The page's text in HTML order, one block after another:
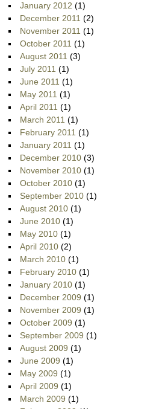
January 2012 (1)
December 2011 (2)
November 2011 (1)
October 2011 (1)
August 2011 (3)
July 2011 (1)
June 2011 (1)
May 2011 (1)
April 2011 (1)
March 2011 (1)
February 2011 (1)
January 2011 (1)
December 2010 (3)
November 2010 (1)
October 2010 (1)
September 2010 (1)
August 2010 (1)
June 2010 (1)
May 2010 (1)
April 2010 (2)
March 2010 (1)
February 2010 (1)
January 2010 (1)
December 2009 (1)
November 2009 (1)
October 2009 (1)
September 2009 (1)
August 2009 (1)
June 2009 (1)
May 2009 (1)
April 2009 (1)
March 2009 (1)